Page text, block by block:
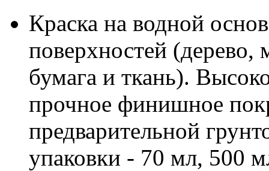
Краска на водной
поверхностей (дерево,
бумага и ткань).
прочное финишное
предварительной
упаковки - 70 мл, 500